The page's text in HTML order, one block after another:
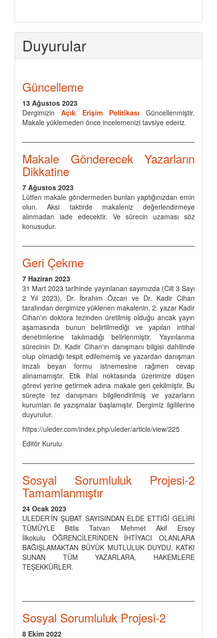
Duyurular
Güncelleme
13 Ağustos 2023
DergimizinAçık Erişim Politikası Güncellenmiştir.
Makale yüklemeden önce incelemenizi tavsiye ederiz.
Makale Gönderecek Yazarların
Dikkatine
7 Ağustos 2023
Lütfen makale göndermeden bunları yaptığınızdan emin
olun. Aksi taktirde makaleniz değerlendirmeye
alınmadan iade edecektir. Ve sürecin uzaması söz
konusudur.
Geri Çekme
7 Haziran 2023
31 Mart 2023 tarihinde yayınlanan sayımızda (Cilt 3 Sayı
2 Yıl 2023), Dr. İbrahim Özcan ve Dr. Kadir Cihan
tarafından dergimize yüklenen makalenin, 2. yazar Kadir
Cihan'ın doktora tezinden üretilmiş olduğu ancak yayın
aşamasında bunun belirtilmediği ve yapılan intihal
denetimlerine takılmadığı belirlenmiştir. Yayınlanma
sürecinin Dr. Kadir Cihan'ın danışmanı bilgisi dahilinde
olup olmadığı tespit edilememiş ve yazardan danışman
imzalı beyan formu istnemesine rağmen cevap
alınamamıştır. Etik ihlal noktasında üzerimize düşen
görevi yerine getirmek adına makale geri çekilmiştir. Bu
süreçte tez danışmanı bilgilendirilmiş ve yazarların
kurumları ile yazışmalar başlamıştır. Dergimiz ilgililerine
duyurulur.
https://uleder.com/index.php/uleder/article/view/225
Editör Kurulu
Sosyal Sorumluluk Projesi-2
Tamamlanmıştır
24 Ocak 2023
ULEDER'İN ŞUBAT SAYISINDAN ELDE ETTİĞİ GELİRİ
TÜMÜYLE Bitlis Tatvan Mehmet Akif Ersoy
İlkokulu ÖĞRENCİLERİNDEN İHTİYACI OLANLARA
BAĞIŞLAMAKTAN BÜYÜK MUTLULUK DUYDU. KATKI
SUNAN TÜM YAZARLARA, HAKEMLERE
TEŞEKKÜRLER.
Sosyal Sorumluluk Projesi-2
8 Ekim 2022